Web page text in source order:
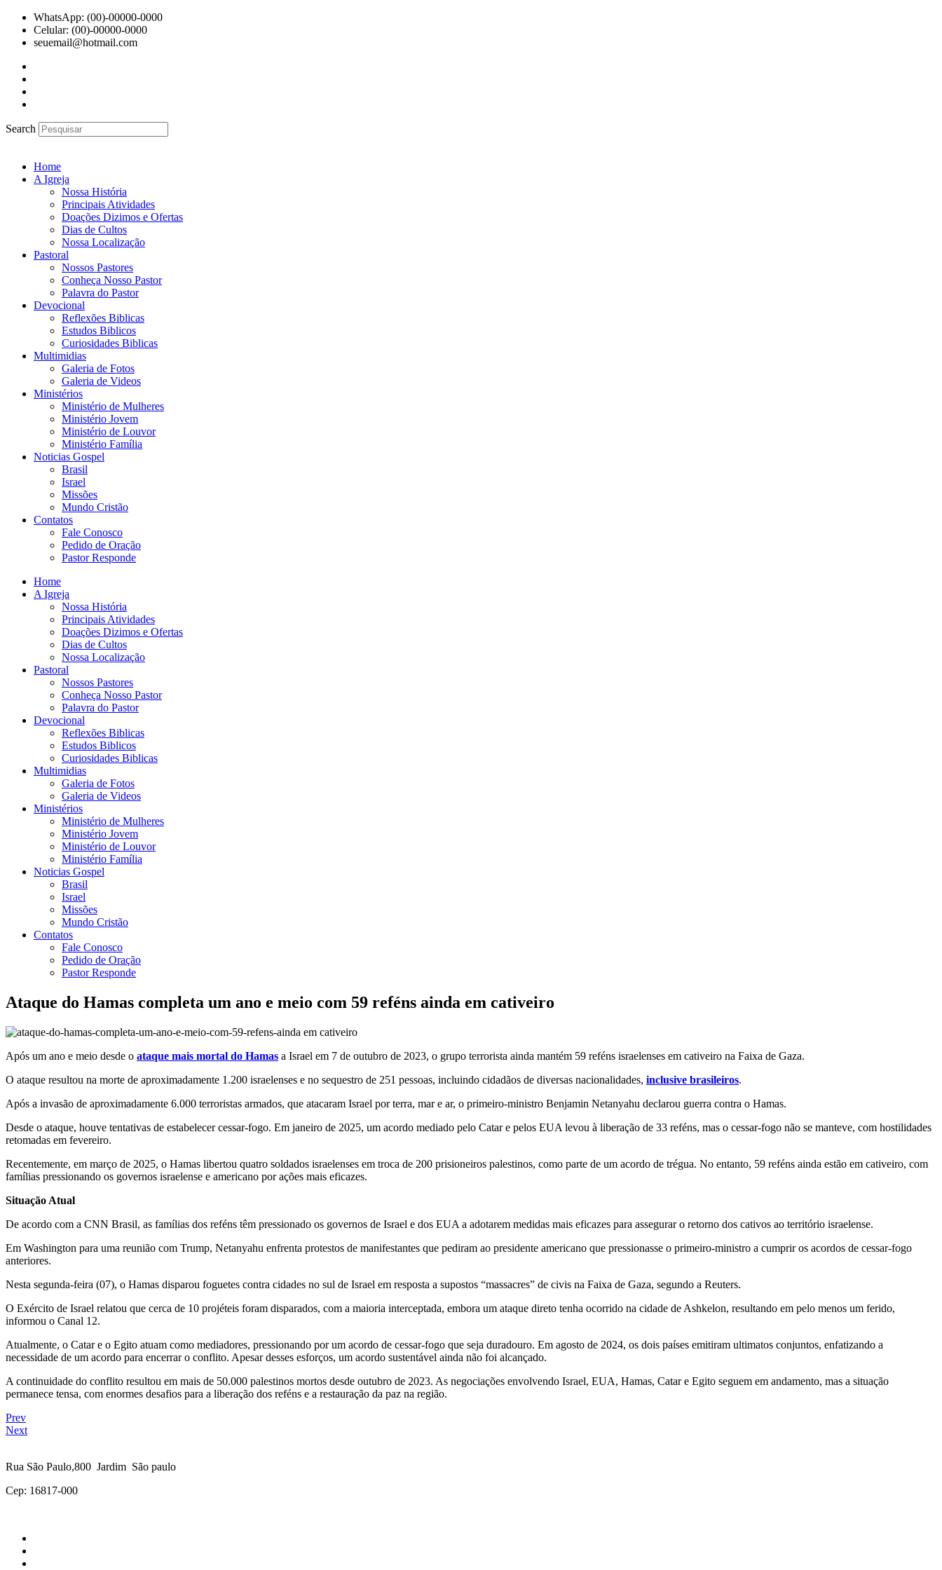
para
WhatsApp: (00)-00000-0000
Celular: (00)-00000-0000
seuemail@hotmail.com
Search
Home
A Igreja
Nossa História
Principais Atividades
Doações Dizimos e Ofertas
Dias de Cultos
Nossa Localização
Pastoral
Nossos Pastores
Conheça Nosso Pastor
Palavra do Pastor
Devocional
Reflexões Biblicas
Estudos Biblicos
Curiosidades Biblicas
Multimidias
Galeria de Fotos
Galeria de Videos
Ministérios
Ministério de Mulheres
Ministério Jovem
Ministério de Louvor
Ministério Família
Noticias Gospel
Brasil
Israel
Missões
Mundo Cristão
Contatos
Fale Conosco
Pedido de Oração
Pastor Responde
Home
A Igreja
Nossa História
Principais Atividades
Doações Dizimos e Ofertas
Dias de Cultos
Nossa Localização
Pastoral
Nossos Pastores
Conheça Nosso Pastor
Palavra do Pastor
Devocional
Reflexões Biblicas
Estudos Biblicos
Curiosidades Biblicas
Multimidias
Galeria de Fotos
Galeria de Videos
Ministérios
Ministério de Mulheres
Ministério Jovem
Ministério de Louvor
Ministério Família
Noticias Gospel
Brasil
Israel
Missões
Mundo Cristão
Contatos
Fale Conosco
Pedido de Oração
Pastor Responde
Ataque do Hamas completa um ano e meio com 59 reféns ainda em cativeiro
Após um ano e meio desde o ataque mais mortal do Hamas a Israel em 7 de outubro de 2023, o grupo terrorista ainda mantém 59 reféns israelenses em cativeiro na Faixa de Gaza.
O ataque resultou na morte de aproximadamente 1.200 israelenses e no sequestro de 251 pessoas, incluindo cidadãos de diversas nacionalidades, inclusive brasileiros.
Após a invasão de aproximadamente 6.000 terroristas armados, que atacaram Israel por terra, mar e ar, o primeiro-ministro Benjamin Netanyahu declarou guerra contra o Hamas.
Desde o ataque, houve tentativas de estabelecer cessar-fogo. Em janeiro de 2025, um acordo mediado pelo Catar e pelos EUA levou à liberação de 33 reféns, mas o cessar-fogo não se manteve, com hostilidades
retomadas em fevereiro.
Recentemente, em março de 2025, o Hamas libertou quatro soldados israelenses em troca de 200 prisioneiros palestinos, como parte de um acordo de trégua. No entanto, 59 reféns ainda estão em cativeiro, com
famílias pressionando os governos israelense e americano por ações mais eficazes.
Situação Atual
De acordo com a CNN Brasil, as famílias dos reféns têm pressionado os governos de Israel e dos EUA a adotarem medidas mais eficazes para assegurar o retorno dos cativos ao território israelense.
Em Washington para uma reunião com Trump, Netanyahu enfrenta protestos de manifestantes que pediram ao presidente americano que pressionasse o primeiro-ministro a cumprir os acordos de cessar-fogo
anteriores.
Nesta segunda-feira (07), o Hamas disparou foguetes contra cidades no sul de Israel em resposta a supostos “massacres” de civis na Faixa de Gaza, segundo a Reuters.
O Exército de Israel relatou que cerca de 10 projéteis foram disparados, com a maioria interceptada, embora um ataque direto tenha ocorrido na cidade de Ashkelon, resultando em pelo menos um ferido,
informou o Canal 12.
Atualmente, o Catar e o Egito atuam como mediadores, pressionando por um acordo de cessar-fogo que seja duradouro. Em agosto de 2024, os dois países emitiram ultimatos conjuntos, enfatizando a
necessidade de um acordo para encerrar o conflito. Apesar desses esforços, um acordo sustentável ainda não foi alcançado.
A continuidade do conflito resultou em mais de 50.000 palestinos mortos desde outubro de 2023. As negociações envolvendo Israel, EUA, Hamas, Catar e Egito seguem em andamento, mas a situação
permanece tensa, com enormes desafios para a liberação dos reféns e a restauração da paz na região.
Prev
Next
Rua São Paulo,800 Jardim São paulo
Cep: 16817-000